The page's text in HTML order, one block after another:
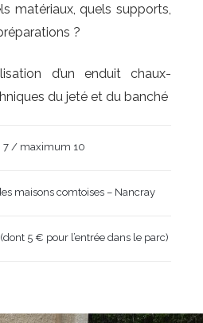
matériaux, quels supports,
?
d’un enduit chaux-
du jeté et du banché
/ maximum 10
maisons comtoises – Nancray
5 € pour l’entrée dans le parc)